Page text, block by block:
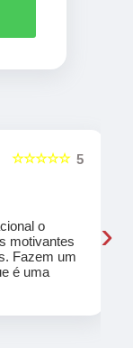
5
☆☆☆☆☆
o
motivantes
Fazem um
é uma
›